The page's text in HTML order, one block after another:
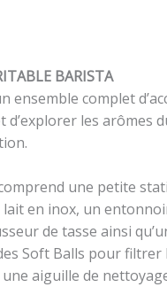
BARISTA
ensemble complet
les arômes
une petite
en inox, un
de tasse ainsi
Soft Balls pour filtrer
aiguille de